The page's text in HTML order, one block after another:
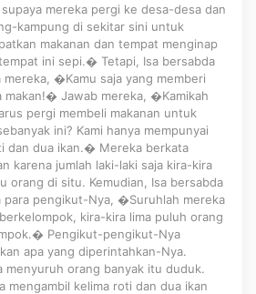
mereka pergi ke desa-desa dan
kampung di sekitar sini untuk
makanan dan tempat menginap
ini sepi.� Tetapi, Isa bersabda
mereka, �Kamu saja yang memberi
makan!� Jawab mereka, �Kamikah
pergi membeli makanan untuk
ini? Kami hanya mempunyai
dan dua ikan.� Mereka berkata
karena jumlah laki-laki saja kira-kira
orang di situ. Kemudian, Isa bersabda
para pengikut-Nya, �Suruhlah mereka
kira-kira lima puluh orang
Pengikut-pengikut-Nya
apa yang diperintahkan-Nya.
menyuruh orang banyak itu duduk.
mengambil kelima roti dan dua ikan